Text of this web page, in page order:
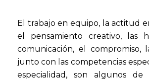
El trabajo en equipo, la actitud
el pensamiento creativo, las
comunicación, el compromiso,
junto con las competencias
especialidad, son algunos de